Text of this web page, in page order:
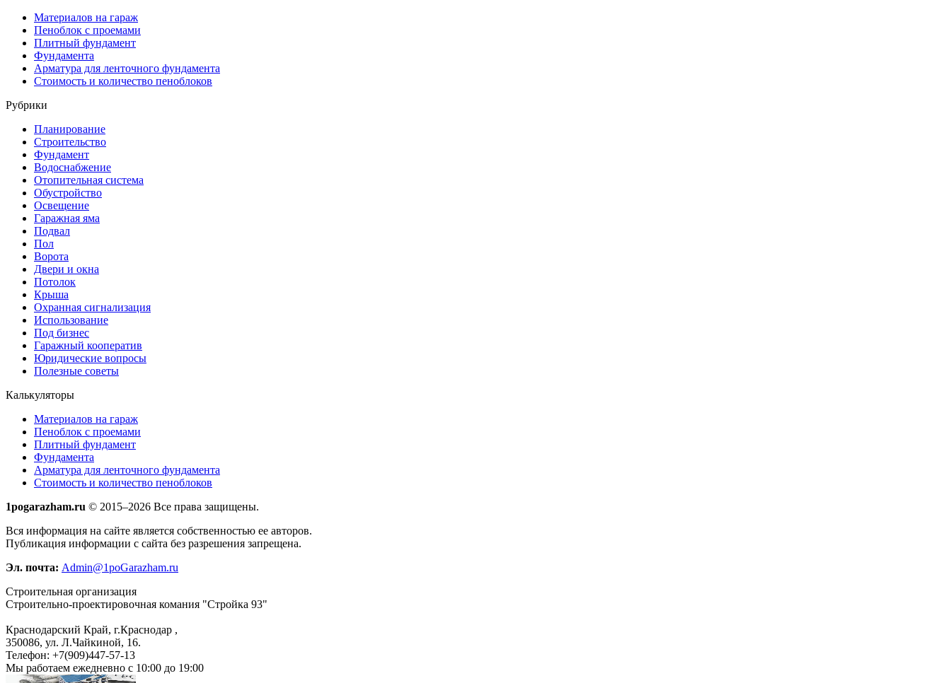
Материалов на гараж
Пеноблок с проемами
Плитный фундамент
Фундамента
Арматура для ленточного фундамента
Стоимость и количество пеноблоков
Рубрики
Планирование
Строительство
Фундамент
Водоснабжение
Отопительная система
Обустройство
Освещение
Гаражная яма
Подвал
Пол
Ворота
Двери и окна
Потолок
Крыша
Охранная сигнализация
Использование
Под бизнес
Гаражный кооператив
Юридические вопросы
Полезные советы
Калькуляторы
Материалов на гараж
Пеноблок с проемами
Плитный фундамент
Фундамента
Арматура для ленточного фундамента
Стоимость и количество пеноблоков
1pogarazham.ru © 2015–2026 Все права защищены.
Вся информация на сайте является собственностью ее авторов.
Публикация информации с сайта без разрешения запрещена.
Эл. почта: Admin@1poGarazham.ru
Строительная организация
Строительно-проектировочная комания "Стройка 93"
Краснодарский Край, г.Краснодар ,
350086, ул. Л.Чайкиной, 16.
Телефон: +7(909)447-57-13
Мы работаем ежедневно с 10:00 до 19:00